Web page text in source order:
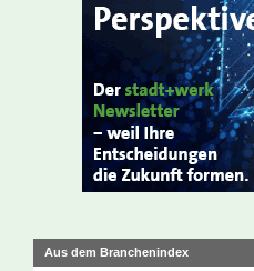
Aus dem Branchenindex